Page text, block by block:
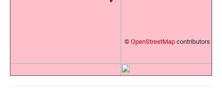
© OpenStreetMap contributors